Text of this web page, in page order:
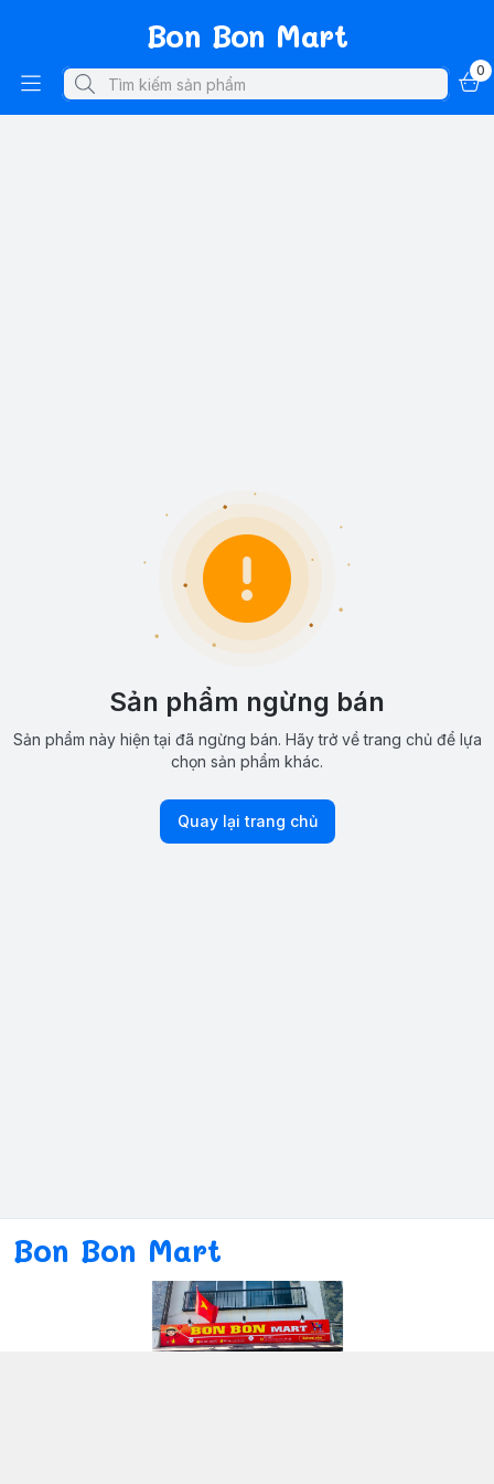
Bon Bon Mart
0
Sản phẩm ngừng bán
Sản phẩm này hiện tại đã ngừng bán. Hãy trở về trang chủ để lựa
chọn sản phẩm khác.
Quay lại trang chủ
Bon Bon Mart